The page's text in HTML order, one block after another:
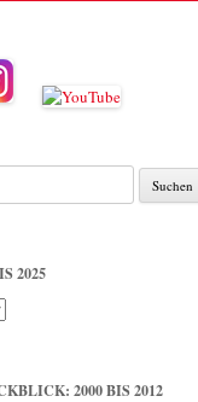
2025
2000 BIS 2012